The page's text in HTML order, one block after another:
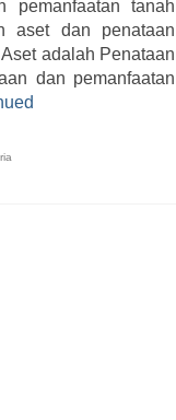
pemanfaatan tanah
aset dan penataan
adalah Penataan
dan pemanfaatan